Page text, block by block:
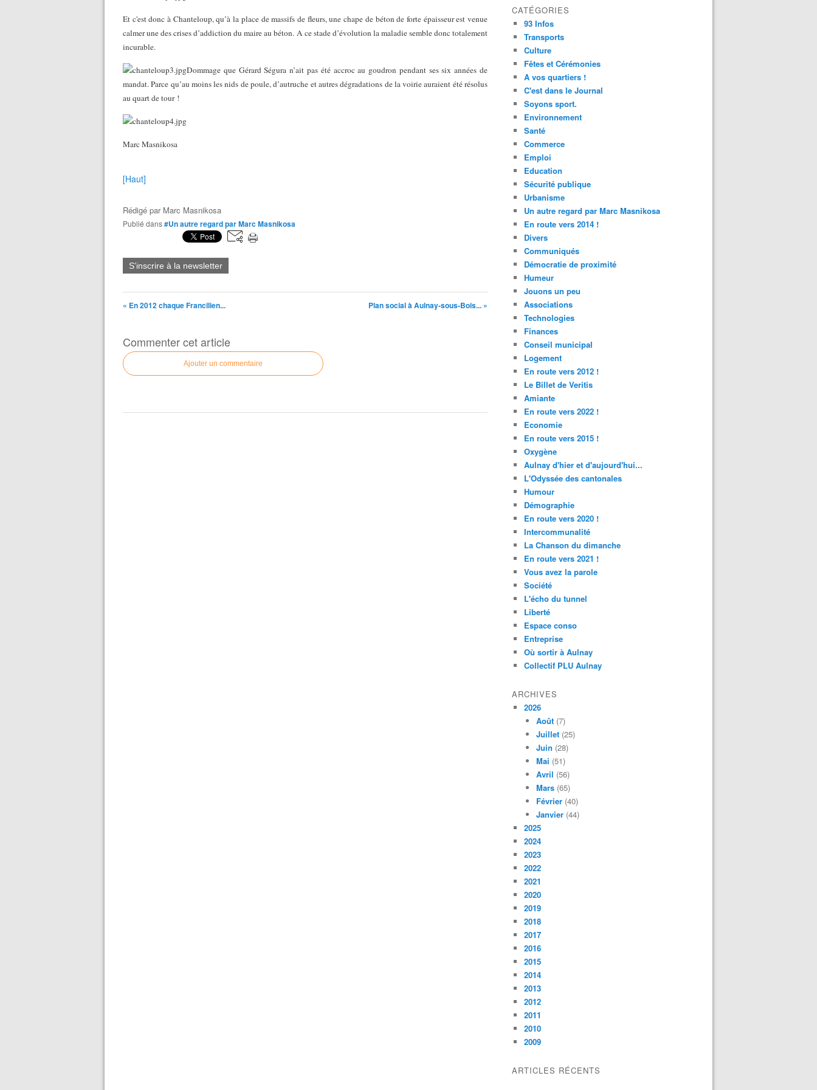
Et c'est donc à Chanteloup, qu’à la place de massifs de fleurs, une chape de béton de forte épaisseur est venue
calmer une des crises d’addiction du maire au béton. A ce stade d’évolution la maladie semble donc totalement
incurable.
Dommage que Gérard Ségura n’ait pas été accroc au goudron pendant ses six années de
mandat. Parce qu’au moins les nids de poule, d’autruche et autres dégradations de la voirie auraient été résolus
au quart de tour !
Marc Masnikosa
[Haut]
Rédigé par Marc Masnikosa
Publié dans#Un autre regard par Marc Masnikosa
S'inscrire à la newsletter
« En 2012 chaque Francilien... Plan social à Aulnay-sous-Bois... »
Commenter cet article
Ajouter un commentaire
CATÉGORIES
93 Infos
Transports
Culture
Fêtes et Cérémonies
A vos quartiers !
C'est dans le Journal
Soyons sport.
Environnement
Santé
Commerce
Emploi
Education
Sécurité publique
Urbanisme
Un autre regard par Marc Masnikosa
En route vers 2014 !
Divers
Communiqués
Démocratie de proximité
Humeur
Jouons un peu
Associations
Technologies
Finances
Conseil municipal
Logement
En route vers 2012 !
Le Billet de Veritis
Amiante
En route vers 2022 !
Economie
En route vers 2015 !
Oxygène
Aulnay d'hier et d'aujourd'hui...
L'Odyssée des cantonales
Humour
Démographie
En route vers 2020 !
Intercommunalité
La Chanson du dimanche
En route vers 2021 !
Vous avez la parole
Société
L'écho du tunnel
Liberté
Espace conso
Entreprise
Où sortir à Aulnay
Collectif PLU Aulnay
ARCHIVES
2026
Août (7)
Juillet (25)
Juin (28)
Mai (51)
Avril (56)
Mars (65)
Février (40)
Janvier (44)
2025
2024
2023
2022
2021
2020
2019
2018
2017
2016
2015
2014
2013
2012
2011
2010
2009
ARTICLES RÉCENTS